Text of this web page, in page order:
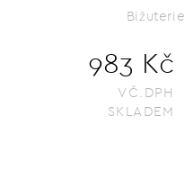
Bižuterie
983 Kč
VČ.DPH
SKLADEM